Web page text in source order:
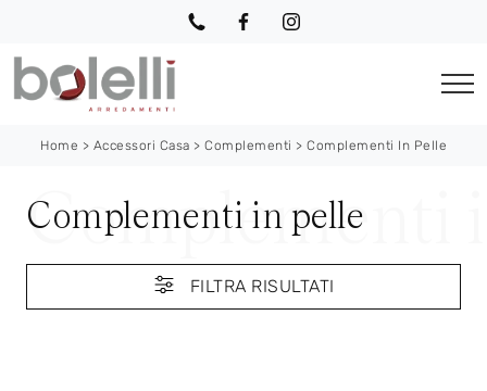
Home > Accessori Casa > Complementi > Complementi In Pelle
Complementi in pelle
FILTRA RISULTATI